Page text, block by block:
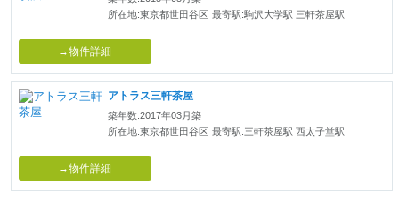
所在地:東京都世田谷区 最寄駅:駒沢大学駅 三軒茶屋駅
→物件詳細
アトラス三軒茶屋
築年数:2017年03月築
所在地:東京都世田谷区 最寄駅:三軒茶屋駅 西太子堂駅
→物件詳細